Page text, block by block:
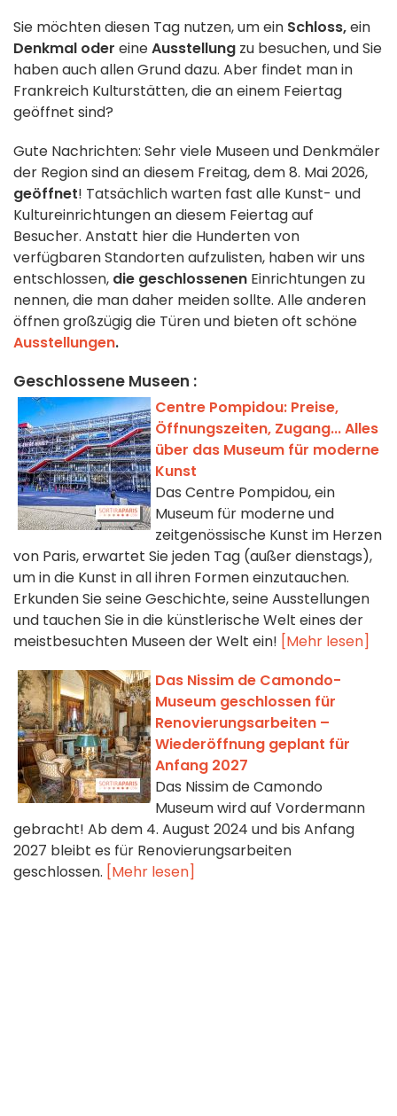
Sie möchten diesen Tag nutzen, um ein Schloss,ein
Denkmal oder eineAusstellung zu besuchen, und Sie
haben auch allen Grund dazu. Aber findet man in
Frankreich Kulturstätten, die an einem Feiertag
geöffnet sind?
Gute Nachrichten: Sehr viele Museen und Denkmäler
der Region sind an diesem Freitag, dem 8. Mai 2026,
geöffnet! Tatsächlich warten fast alle Kunst- und
Kultureinrichtungen an diesem Feiertag auf
Besucher. Anstatt hier die Hunderten von
verfügbaren Standorten aufzulisten, haben wir uns
entschlossen, die geschlossenen Einrichtungen zu
nennen, die man daher meiden sollte. Alle anderen
öffnen großzügig die Türen und bieten oft schöne
Ausstellungen.
Geschlossene Museen :
Centre Pompidou: Preise,
Öffnungszeiten, Zugang... Alles
über das Museum für moderne
Kunst
Das Centre Pompidou, ein
Museum für moderne und
zeitgenössische Kunst im Herzen
von Paris, erwartet Sie jeden Tag (außer dienstags),
um in die Kunst in all ihren Formen einzutauchen.
Erkunden Sie seine Geschichte, seine Ausstellungen
und tauchen Sie in die künstlerische Welt eines der
meistbesuchten Museen der Welt ein! [Mehr lesen]
Das Nissim de Camondo-
Museum geschlossen für
Renovierungsarbeiten –
Wiederöffnung geplant für
Anfang 2027
Das Nissim de Camondo
Museum wird auf Vordermann
gebracht! Ab dem 4. August 2024 und bis Anfang
2027 bleibt es für Renovierungsarbeiten
geschlossen. [Mehr lesen]